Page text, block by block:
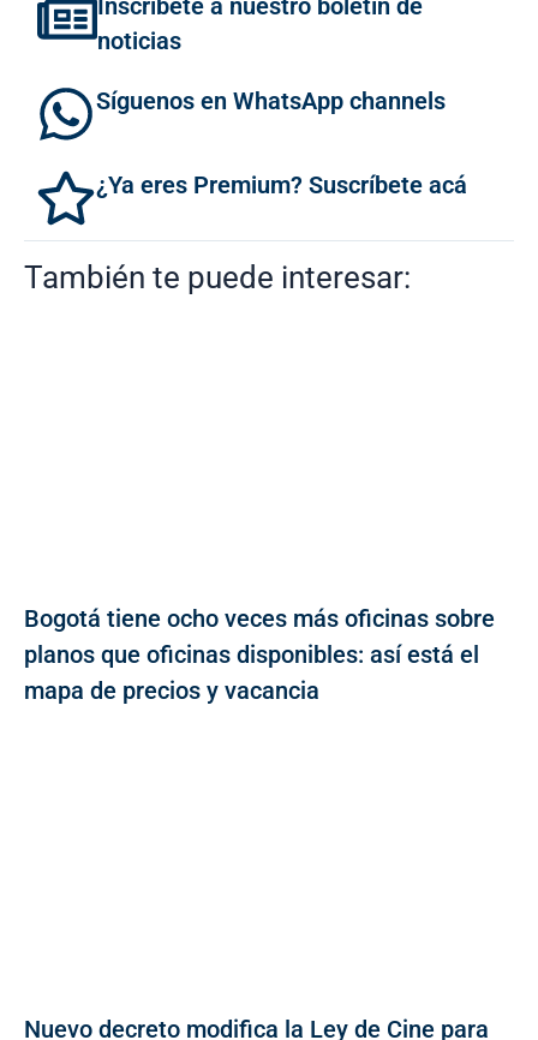
Inscríbete a nuestro boletín de
noticias
Síguenos en WhatsApp channels
¿Ya eres Premium? Suscríbete acá
También te puede interesar:
Bogotá tiene ocho veces más oficinas sobre
planos que oficinas disponibles: así está el
mapa de precios y vacancia
Nuevo decreto modifica la Ley de Cine para